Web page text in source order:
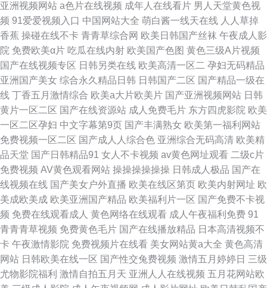
亚洲视频网站 a色片在线视频 成年人在线看片 男人天堂黄色视
频 91爱爱视频入口 中国网站大全 萌白酱一线天在线 人人草掉
香蕉 操碰在线不卡 青青草综合网 欧美日韩国产丝袜 午夜成人影
院 免费欧美α片 吃瓜在线内射 欧美国产色图 黄色三级A片视频
国产在线视频专区 日韩另类在线 欧美高清一区二 孕妇无码精品
亚洲国产美女 综合永久精品日韩 日韩国产二区 国产精品一级在
线 丁香五月激情综合 欧美a大片欧美片 国产亚洲视频网站 日韩
黄片一区二区 国产在线资源站 成人免费毛片 东方四虎影院 欧美
一区二区孕妇 中文字幕第9页 国产丰满熟女 欧美第一福利网站
免费视频一区二区 国产成人人综合色 亚洲综合无码高清 欧美精
品天堂 国产日韩精品91 女人不卡视频 av黄色网址观看 二级c片
免费视频 AV黄色观看网站 操操操操操操 日韩成人极品 国产在
线视频在线 国产美女户外直播 欧美在线区第页 欧美内射网址 欧
美成欧美成 欧美亚洲国产精品 欧美福利片一区 国产免费不卡视
频 免费在线观看成人 黄色网络在线观看 成人午夜福利免费 91
青青青草视频 免费黄色毛片 国产在线播放精品 日本高清视频不
卡 午夜激情影院 免费视频片在线看 美女网站黄a大全 黄色高清
网站 日韩欧美在线一区 国产性交兔费视频 激情五月婷婷日 三级
尤物影院福利 激情自拍五月天 亚洲人人在线视频 五月花网站欧